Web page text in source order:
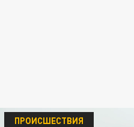
ПРОИСШЕСТВИЯ